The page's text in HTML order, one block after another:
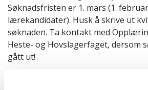
Søknadsfristen er 1. mars (1.
lærekandidater). Husk å skrive ut
søknaden. Ta kontakt med
Heste- og Hovslagerfaget, dersom
gått ut!